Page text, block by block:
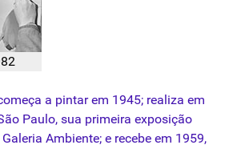
a pintar em 1945; realiza em
Paulo, sua primeira exposição
Ambiente; e recebe em 1959,